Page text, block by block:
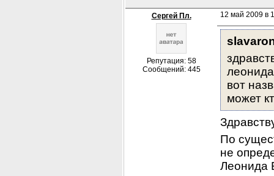
Сергей Пл.
Репутация: 58
Сообщений: 445
12 май 2009 в
вот
может
По
не
Леонида